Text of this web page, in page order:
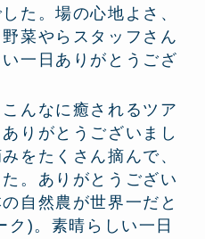
た。場の心地よさ、
菜やらスタッフさん
一日ありがとうござ
んなに癒されるツア
りがとうございまし
をたくさん摘んで、
。ありがとうござい
自然農が世界一だと
ク)。素晴らしい一日